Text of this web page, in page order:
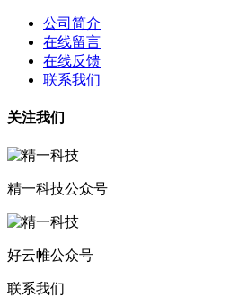
公司简介
在线留言
在线反馈
联系我们
关注我们
精一科技公众号
好云帷公众号
联系我们